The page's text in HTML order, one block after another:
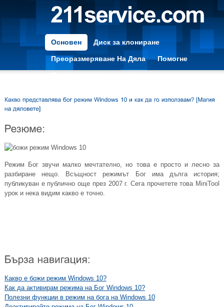
Основен Диск за клониране
Преоразмеряване На Дяла Помогне
Режим Бог звучи малко мечтателно, но това е просто и лесно за
разбиране нещо. Всъщност режимът Бог има дълга история;
публикуван е публично още през 2007 г. Сега прочетете това MiniTool
урок и нека видим какво е точно.
Какво е божи режим Windows 10?
Как да активирам режима на Бог Windows 10?
Полезни функции в режим на бога на Windows 10